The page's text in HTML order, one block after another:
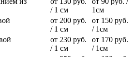
/ 1 см
1см
от 200 руб.
/ 1 см
от 150 руб.
/ 1см
от 230 руб.
/ 1 см
от 170 руб.
/ 1см